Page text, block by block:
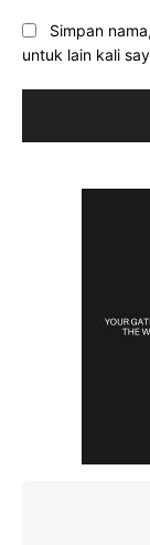
Simpan
untuk lain kali